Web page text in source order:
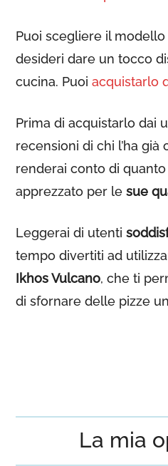
Puoi scegliere il
desideri dare un tocco
cucina. Puoiacquistarlo
Prima di acquistarlo dai
recensioni di chi l’ha
renderai conto di
apprezzato per lesue
Leggerai di utenti
tempo divertiti ad
Ikhos Vulcano, che ti
di sfornare delle pizze
La mia